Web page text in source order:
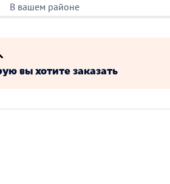
В вашем районе
вы хотите заказать